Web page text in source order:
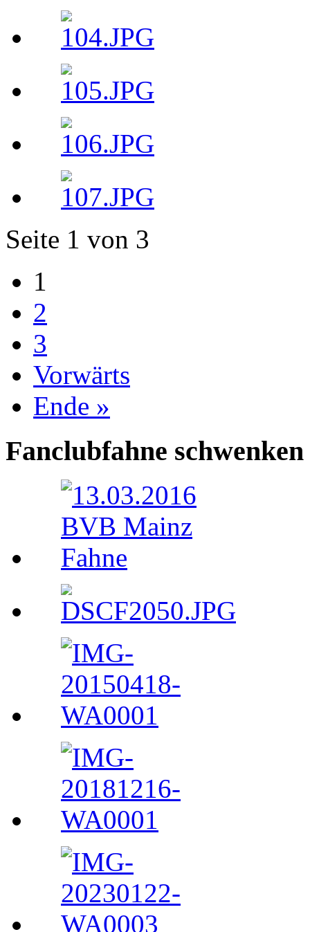
Seite 1 von 3
1
2
3
Vorwärts
Ende »
Fanclubfahne